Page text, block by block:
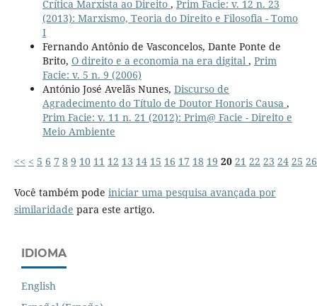
Crítica Marxista ao Direito , Prim Facie: v. 12 n. 23
(2013): Marxismo, Teoria do Direito e Filosofia - Tomo
I
Fernando Antônio de Vasconcelos, Dante Ponte de
Brito, O direito e a economia na era digital , Prim
Facie: v. 5 n. 9 (2006)
António José Avelãs Nunes, Discurso de
Agradecimento do Título de Doutor Honoris Causa ,
Prim Facie: v. 11 n. 21 (2012): Prim@ Facie - Direito e
Meio Ambiente
<< < 5 6 7 8 9 10 11 12 13 14 15 16 17 18 19 20 21 22 23 24 25 26
Você também pode iniciar uma pesquisa avançada por
similaridade para este artigo.
IDIOMA
English